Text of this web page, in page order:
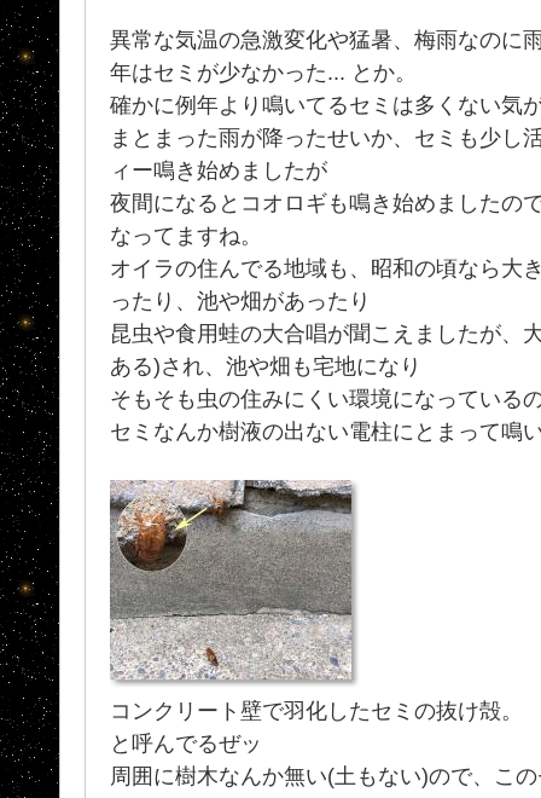
異常な気温の急激変化や猛暑、梅雨なのに
年はセミが少なかった... とか。
確かに例年より鳴いてるセミは多くない気
まとまった雨が降ったせいか、セミも少し
ィー鳴き始めましたが
夜間になるとコオロギも鳴き始めましたの
なってますね。
オイラの住んでる地域も、昭和の頃なら大
ったり、池や畑があったり
昆虫や食用蛙の大合唱が聞こえましたが、
ある)され、池や畑も宅地になり
そもそも虫の住みにくい環境になっている
セミなんか樹液の出ない電柱にとまって
コンクリート壁で羽化したセミの抜け殻
と呼んでるぜッ
周囲に樹木なんか無い(土もない)ので、こ